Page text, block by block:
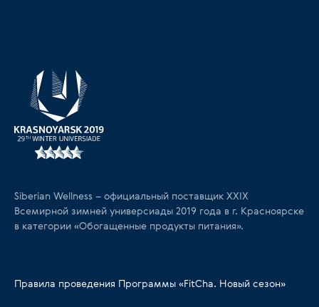
Siberian Wellness – официальный поставщик XXIX
Всемирной зимней универсиады 2019 года в г. Красноярске
в категории «Обогащенные продукты питания».
Правила проведения Программы «FitCha. Новый сезон»